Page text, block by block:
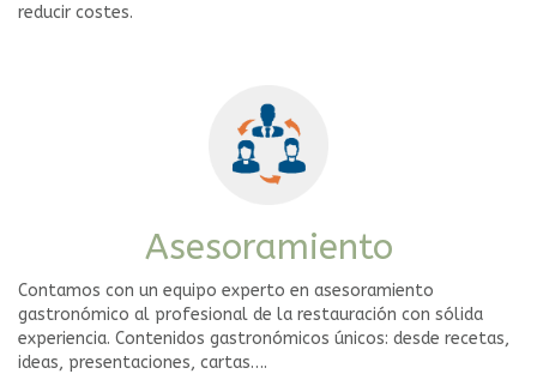
reducir costes.
Asesoramiento
Contamos con un equipo experto en asesoramiento
gastronómico al profesional de la restauración con sólida
experiencia. Contenidos gastronómicos únicos: desde recetas,
ideas, presentaciones, cartas….